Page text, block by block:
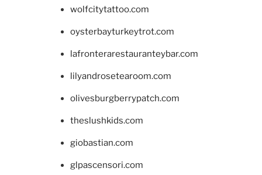
wolfcitytattoo.com
oysterbayturkeytrot.com
lafronterarestauranteybar.com
lilyandrosetearoom.com
olivesburgberrypatch.com
theslushkids.com
giobastian.com
glpascensori.com